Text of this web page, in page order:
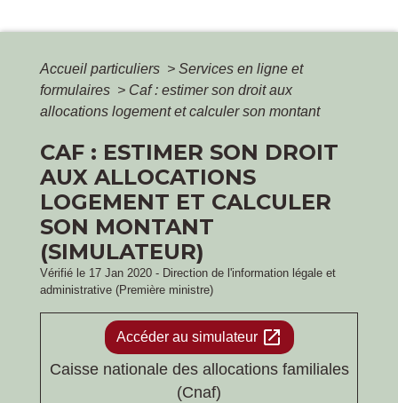
Accueil particuliers > Services en ligne et
formulaires > Caf : estimer son droit aux
allocations logement et calculer son montant
CAF : ESTIMER SON DROIT
AUX ALLOCATIONS
LOGEMENT ET CALCULER
SON MONTANT
(SIMULATEUR)
Vérifié le 17 Jan 2020 - Direction de l'information légale et
administrative (Première ministre)
Accéder au simulateur open_in_new
Caisse nationale des allocations familiales
(Cnaf)